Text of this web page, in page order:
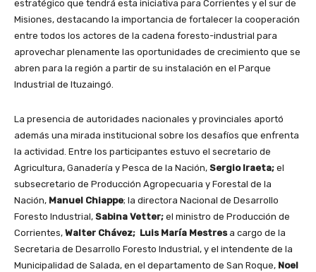
estratégico que tendrá esta iniciativa para Corrientes y el sur de
Misiones, destacando la importancia de fortalecer la cooperación
entre todos los actores de la cadena foresto-industrial para
aprovechar plenamente las oportunidades de crecimiento que se
abren para la región a partir de su instalación en el Parque
Industrial de Ituzaingó.
La presencia de autoridades nacionales y provinciales aportó
además una mirada institucional sobre los desafíos que enfrenta
la actividad. Entre los participantes estuvo el secretario de
Agricultura, Ganadería y Pesca de la Nación, Sergio Iraeta; el
subsecretario de Producción Agropecuaria y Forestal de la
Nación, Manuel Chiappe; la directora Nacional de Desarrollo
Foresto Industrial, Sabina Vetter; el ministro de Producción de
Corrientes, Walter Chávez; Luis María Mestresa cargo de la
Secretaria de Desarrollo Foresto Industrial, y el intendente de la
Municipalidad de Salada, en el departamento de San Roque, Noel